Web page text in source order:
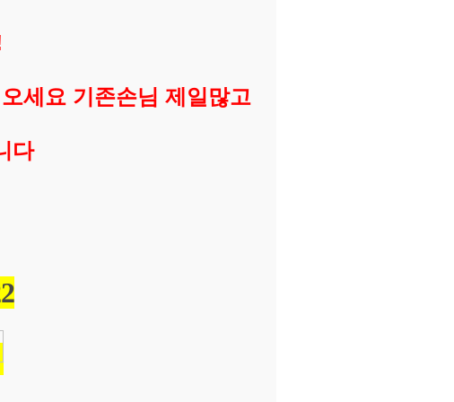
세요 기존손님 제일많고
다